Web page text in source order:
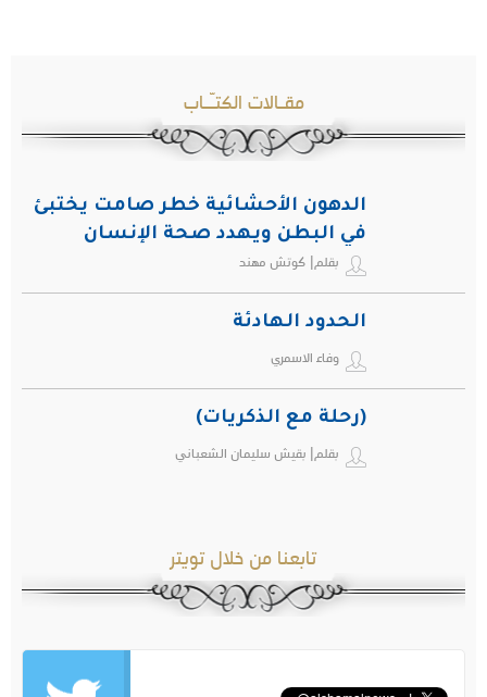
مقـالات الكتـّـاب
الدهون الأحشائية خطر صامت يختبئ
في البطن ويهدد صحة الإنسان
بقلم| كوتش مهند
الحدود الهادئة
وفاء الاسمري
(رحلة مع الذكريات)
بقلم| بقيش سليمان الشعباني
تابعنا من خلال تويتر